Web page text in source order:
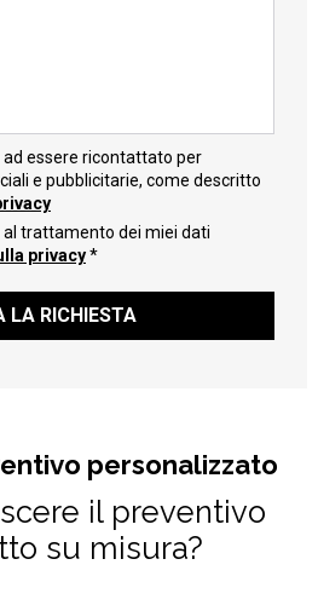
personalizzato
il preventivo
su misura?
ad essere ricontattato per
e pubblicitarie, come descritto
al trattamento dei miei dati
privacy*
LA RICHIESTA